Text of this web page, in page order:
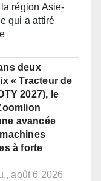
région Asie-
qui a attiré
deux
« Tracteur de
2027), le
avancée
à forte
août 6 2026